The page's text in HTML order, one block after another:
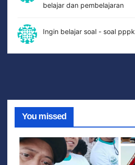
belajar dan pembelajaran
Ingin belajar soal - soal pppk
You missed